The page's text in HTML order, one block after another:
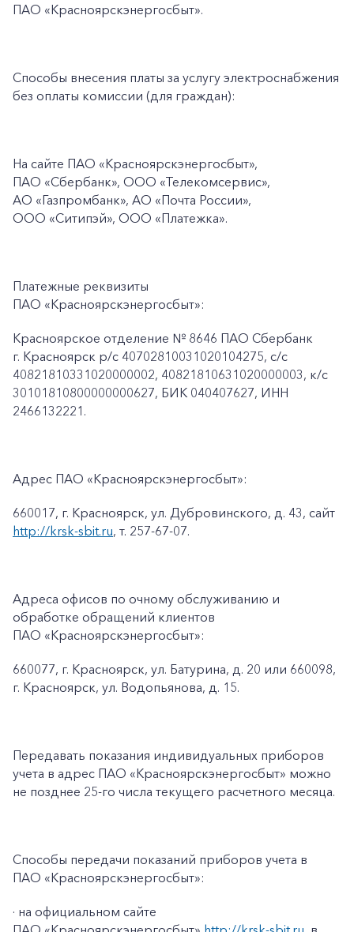
ПАО «Красноярскэнергосбыт».
Способы внесения платы за услугу электроснабжения
без оплаты комиссии (для граждан):
На сайте ПАО «Красноярскэнергосбыт»,
ПАО «Сбербанк», ООО «Телекомсервис»,
АО «Газпромбанк», АО «Почта России»,
ООО «Ситипэй», ООО «Платежка».
Платежные реквизиты
ПАО «Красноярскэнергосбыт»:
Красноярское отделение № 8646 ПАО Сбербанк
г. Красноярск p/c 40702810031020104275, с/с
40821810331020000002, 40821810631020000003, к/c
30101810800000000627, БИК 040407627, ИНН
2466132221.
Адрес ПАО «Красноярскэнергосбыт»:
660017, г. Красноярск, ул. Дубровинского, д. 43, сайт
http://krsk-sbit.ru, т. 257-67-07.
Адреса офисов по очному обслуживанию и
обработке обращений клиентов
ПАО «Красноярскэнергосбыт»:
660077, г. Красноярск, ул. Батурина, д. 20 или 660098,
г. Красноярск, ул. Водопьянова, д. 15.
Передавать показания индивидуальных приборов
учета в адрес ПАО «Красноярскэнергосбыт» можно
не позднее 25-го числа текущего расчетного месяца.
Способы передачи показаний приборов учета в
ПАО «Красноярскэнергосбыт»:
· на официальном сайте